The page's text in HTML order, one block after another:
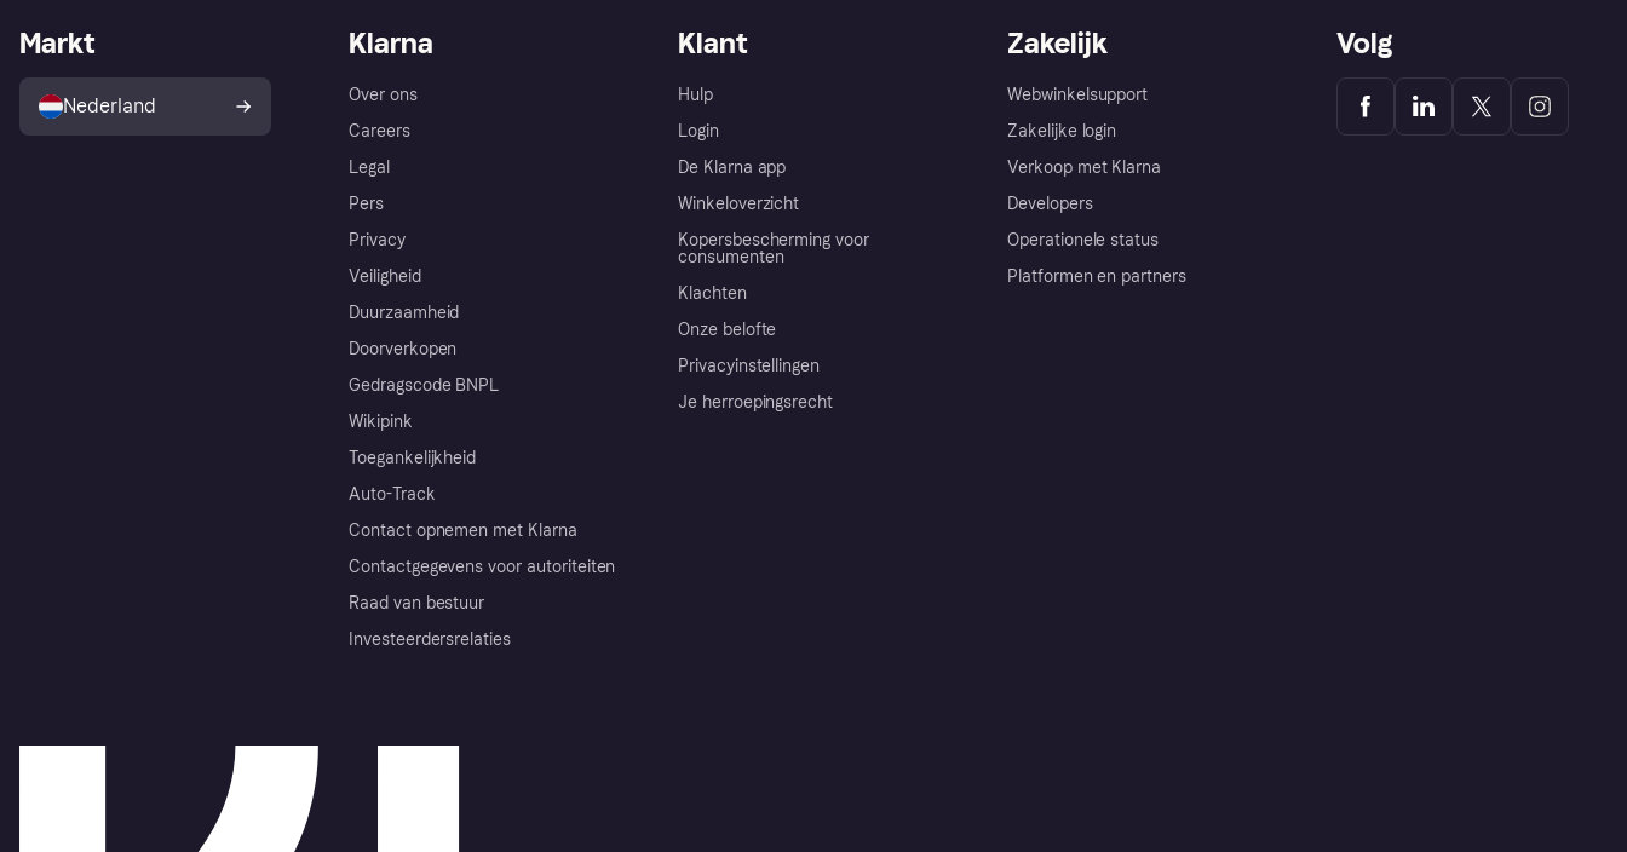
Klarna
Over ons
Careers
Legal
Pers
Privacy
Veiligheid
Duurzaamheid
Doorverkopen
Gedragscode BNPL
Wikipink
Toegankelijkheid
Auto-Track
Contact opnemen met Klarna
Contactgegevens voor autoriteiten
Raad van bestuur
Investeerdersrelaties
Klant
Hulp
Login
De Klarna app
Winkeloverzicht
Kopersbescherming voor
consumenten
Klachten
Onze belofte
Privacyinstellingen
Je herroepingsrecht
Zakelijk
Webwinkelsupport
Zakelijke login
Verkoop met Klarna
Developers
Operationele status
Platformen en partners
Markt
Nederland
Volg